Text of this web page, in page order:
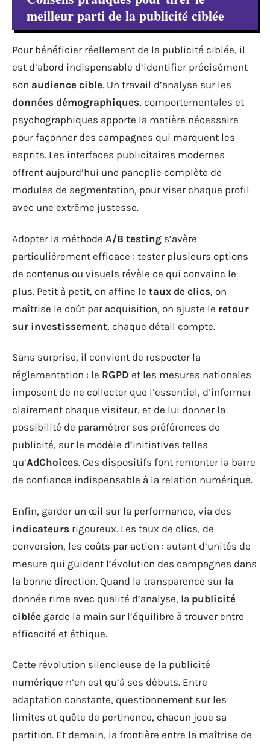
meilleur parti de la publicité ciblée
Pour bénéficier réellement de la publicité ciblée, il
est d’abord indispensable d’identifier précisément
son audience cible. Un travail d’analyse sur les
données démographiques, comportementales et
psychographiques apporte la matière nécessaire
pour façonner des campagnes qui marquent les
esprits. Les interfaces publicitaires modernes
offrent aujourd’hui une panoplie complète de
modules de segmentation, pour viser chaque profil
avec une extrême justesse.
Adopter la méthode A/B testing s’avère
particulièrement efficace : tester plusieurs options
de contenus ou visuels révèle ce qui convainc le
plus. Petit à petit, on affine le taux de clics, on
maîtrise le coût par acquisition, on ajuste le retour
sur investissement, chaque détail compte.
Sans surprise, il convient de respecter la
réglementation : le RGPD et les mesures nationales
imposent de ne collecter que l’essentiel, d’informer
clairement chaque visiteur, et de lui donner la
possibilité de paramétrer ses préférences de
publicité, sur le modèle d’initiatives telles
qu’AdChoices. Ces dispositifs font remonter la barre
de confiance indispensable à la relation numérique.
Enfin, garder un œil sur la performance, via des
indicateurs rigoureux. Les taux de clics, de
conversion, les coûts par action : autant d’unités de
mesure qui guident l’évolution des campagnes dans
la bonne direction. Quand la transparence sur la
donnée rime avec qualité d’analyse, la publicité
ciblée garde la main sur l’équilibre à trouver entre
efficacité et éthique.
Cette révolution silencieuse de la publicité
numérique n’en est qu’à ses débuts. Entre
adaptation constante, questionnement sur les
limites et quête de pertinence, chacun joue sa
partition. Et demain, la frontière entre la maîtrise de